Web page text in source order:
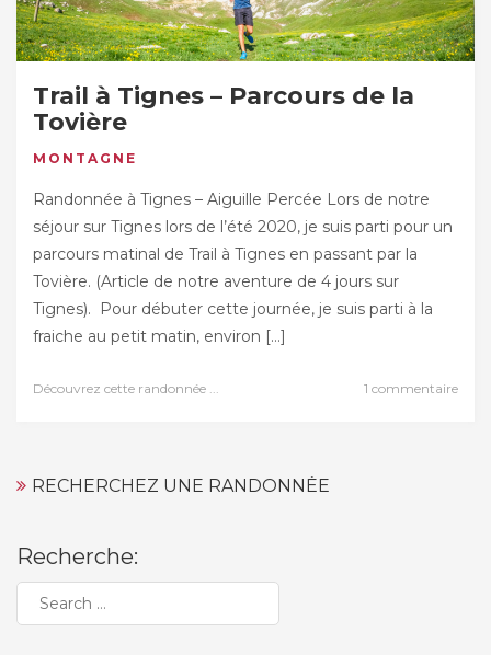
Trail à Tignes – Parcours de la
Tovière
MONTAGNE
Randonnée à Tignes – Aiguille Percée Lors de notre
séjour sur Tignes lors de l’été 2020, je suis parti pour un
parcours matinal de Trail à Tignes en passant par la
Tovière. (Article de notre aventure de 4 jours sur
Tignes). Pour débuter cette journée, je suis parti à la
fraiche au petit matin, environ […]
Découvrez cette randonnée ... 1 commentaire
RECHERCHEZ UNE RANDONNÉE
Recherche: